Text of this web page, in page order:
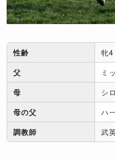
性齢 牝4
父 ミ
母 シ
母の父 ハ
調教師 武